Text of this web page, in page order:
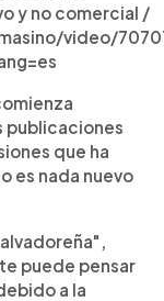
y no comercial /
video/
publicaciones
que ha
es nada nuevo
puede pensar
a la